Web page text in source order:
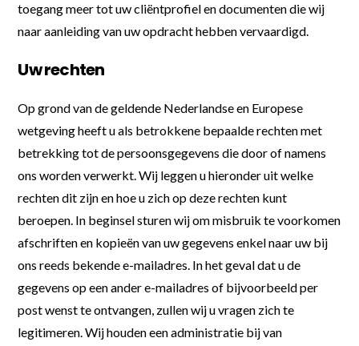
toegang meer tot uw cliëntprofiel en documenten die wij
naar aanleiding van uw opdracht hebben vervaardigd.
Uw rechten
Op grond van de geldende Nederlandse en Europese
wetgeving heeft u als betrokkene bepaalde rechten met
betrekking tot de persoonsgegevens die door of namens
ons worden verwerkt. Wij leggen u hieronder uit welke
rechten dit zijn en hoe u zich op deze rechten kunt
beroepen. In beginsel sturen wij om misbruik te voorkomen
afschriften en kopieën van uw gegevens enkel naar uw bij
ons reeds bekende e-mailadres. In het geval dat u de
gegevens op een ander e-mailadres of bijvoorbeeld per
post wenst te ontvangen, zullen wij u vragen zich te
legitimeren. Wij houden een administratie bij van